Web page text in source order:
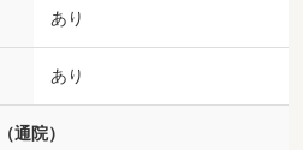
あり
あり
通院）